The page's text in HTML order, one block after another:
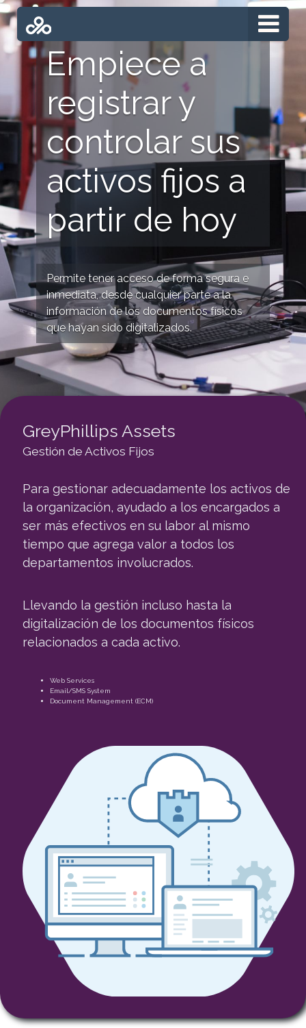
Empiece a
registrar y
controlar sus
activos fijos a
partir de hoy
Permite tener acceso de forma segura e
inmediata, desde cualquier parte a la
información de los documentos físicos
que hayan sido digitalizados.
GreyPhillips Assets
Gestión de Activos Fijos
Para gestionar adecuadamente los activos de
la organización, ayudado a los encargados a
ser más efectivos en su labor al mismo
tiempo que agrega valor a todos los
departamentos involucrados.
Llevando la gestión incluso hasta la
digitalización de los documentos físicos
relacionados a cada activo.
Web Services
Email/SMS System
Document Management (ECM)